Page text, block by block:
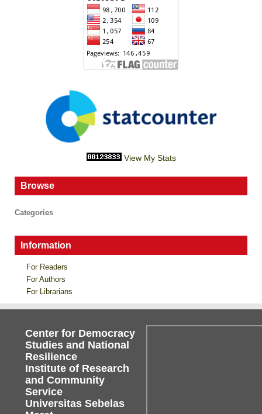
View My Stats
Browse
Categories
Information
For Readers
For Authors
For Librarians
Center for Democracy
Studies and National
Resilience
Institute of Research
and Community
Service
Universitas Sebelas